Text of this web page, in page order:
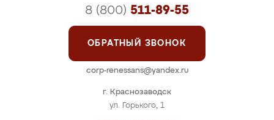
г. Краснозаводск
ул. Горького, 1
8 (800) 511-89-55
ОБРАТНЫЙ ЗВОНОК
corp-renessans@yandex.ru